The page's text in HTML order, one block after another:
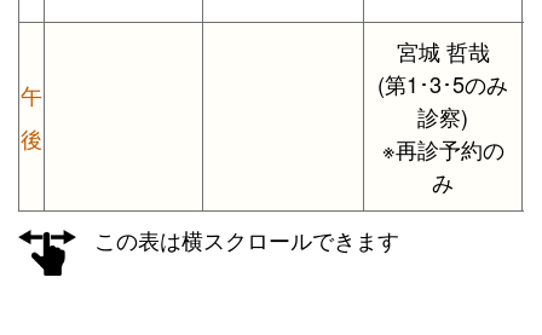
午
後
宮城 哲哉
(第1･3･5のみ
診察)
※再診予約の
み
この表は横スクロールできます